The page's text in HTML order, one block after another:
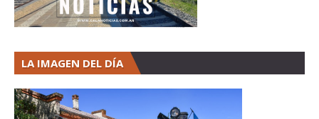
LA IMAGEN DEL DÍA